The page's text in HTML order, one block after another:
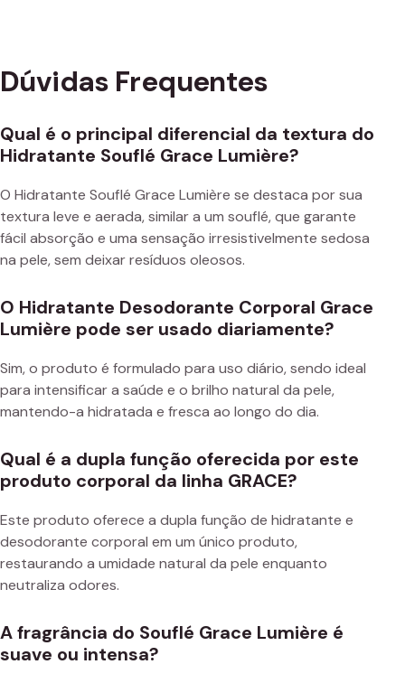
Dúvidas Frequentes
Qual é o principal diferencial da textura do
Hidratante Souflé Grace Lumière?
O Hidratante Souflé Grace Lumière se destaca por sua
textura leve e aerada, similar a um souflé, que garante
fácil absorção e uma sensação irresistivelmente sedosa
na pele, sem deixar resíduos oleosos.
O Hidratante Desodorante Corporal Grace
Lumière pode ser usado diariamente?
Sim, o produto é formulado para uso diário, sendo ideal
para intensificar a saúde e o brilho natural da pele,
mantendo-a hidratada e fresca ao longo do dia.
Qual é a dupla função oferecida por este
produto corporal da linha GRACE?
Este produto oferece a dupla função de hidratante e
desodorante corporal em um único produto,
restaurando a umidade natural da pele enquanto
neutraliza odores.
A fragrância do Souflé Grace Lumière é
suave ou intensa?